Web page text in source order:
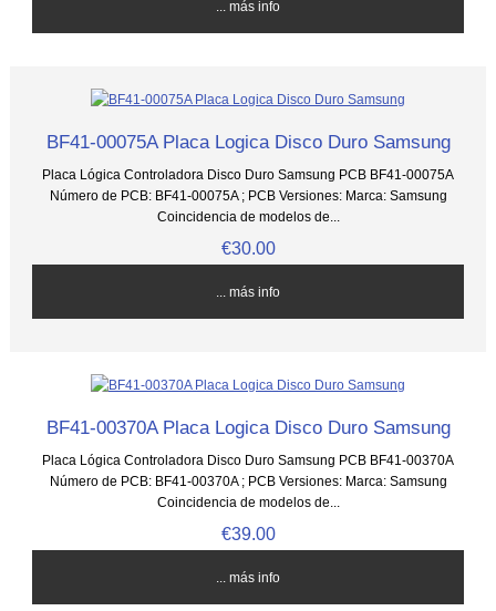
... más info
BF41-00075A Placa Logica Disco Duro Samsung
Placa Lógica Controladora Disco Duro Samsung PCB BF41-00075A
Número de PCB: BF41-00075A ; PCB Versiones: Marca: Samsung
Coincidencia de modelos de...
€30.00
... más info
BF41-00370A Placa Logica Disco Duro Samsung
Placa Lógica Controladora Disco Duro Samsung PCB BF41-00370A
Número de PCB: BF41-00370A ; PCB Versiones: Marca: Samsung
Coincidencia de modelos de...
€39.00
... más info